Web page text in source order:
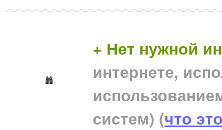
+ Нет нужной
интернете,
систем) (что